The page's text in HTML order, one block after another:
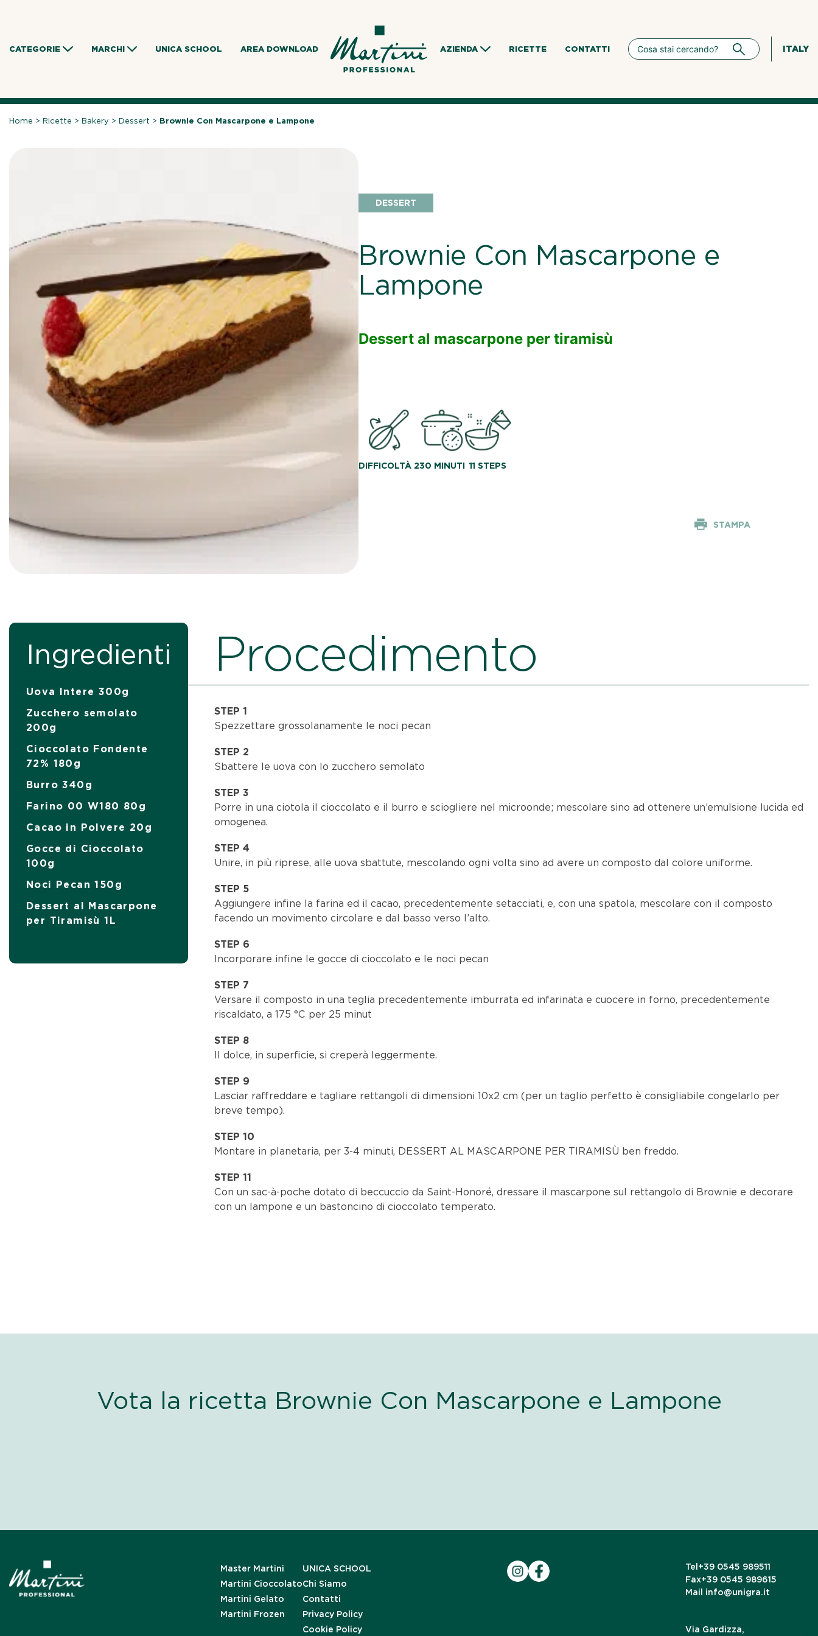
CATEGORIE MARCHI UNICA SCHOOL AREA DOWNLOAD AZIENDA RICETTE CONTATTI ITALY
Home >Ricette >Bakery >Dessert > Brownie Con Mascarpone e Lampone
DESSERT
Brownie Con Mascarpone e
Lampone
Dessert al mascarpone per tiramisù
DIFFICOLTÀ 230 MINUTI 11 STEPS
STAMPA
Ingredienti
Uova Intere 300g
Zucchero semolato
200g
Cioccolato Fondente
72% 180g
Burro 340g
Farino 00 W180 80g
Cacao in Polvere 20g
Gocce di Cioccolato
100g
Noci Pecan 150g
Dessert al Mascarpone
per Tiramisù 1L
Procedimento
STEP 1
Spezzettare grossolanamente le noci pecan
STEP 2
Sbattere le uova con lo zucchero semolato
STEP 3
Porre in una ciotola il cioccolato e il burro e sciogliere nel microonde; mescolare sino ad ottenere un’emulsione lucida ed
omogenea.
STEP 4
Unire, in più riprese, alle uova sbattute, mescolando ogni volta sino ad avere un composto dal colore uniforme.
STEP 5
Aggiungere infine la farina ed il cacao, precedentemente setacciati, e, con una spatola, mescolare con il composto
facendo un movimento circolare e dal basso verso l’alto.
STEP 6
Incorporare infine le gocce di cioccolato e le noci pecan
STEP 7
Versare il composto in una teglia precedentemente imburrata ed infarinata e cuocere in forno, precedentemente
riscaldato, a 175 °C per 25 minut
STEP 8
Il dolce, in superficie, si creperà leggermente.
STEP 9
Lasciar raffreddare e tagliare rettangoli di dimensioni 10x2 cm (per un taglio perfetto è consigliabile congelarlo per
breve tempo).
STEP 10
Montare in planetaria, per 3-4 minuti, DESSERT AL MASCARPONE PER TIRAMISÙ ben freddo.
STEP 11
Con un sac-à-poche dotato di beccuccio da Saint-Honoré, dressare il mascarpone sul rettangolo di Brownie e decorare
con un lampone e un bastoncino di cioccolato temperato.
Vota la ricetta Brownie Con Mascarpone e Lampone
Master Martini
Martini Cioccolato
Martini Gelato
Martini Frozen
UNICA SCHOOL
Chi Siamo
Contatti
Privacy Policy
Cookie Policy
Tel +39 0545 989511
Fax+39 0545 989615
Mail info@unigra.it
Via Gardizza,